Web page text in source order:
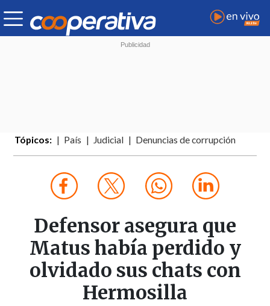
Tópicos: País Judicial Denuncias de corrupción
Defensor asegura que
Matus había perdido y
olvidado sus chats con
Hermosilla